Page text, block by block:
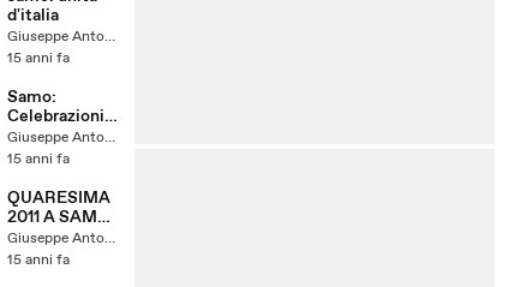
d'italia
Giuseppe Antonelli
15 anni fa
Samo:
Celebrazioni
150°anniversa
rio Unità
Giuseppe Antonelli
15 anni fa
QUARESIMA
2011 A SAMO:
LA PRIMA
VIA CRUCIS
Giuseppe Antonelli
15 anni fa